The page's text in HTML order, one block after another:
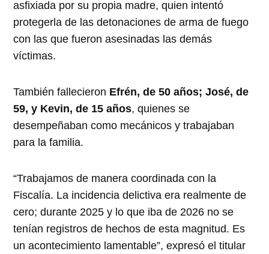
asfixiada por su propia madre, quien intentó
protegerla de las detonaciones de arma de fuego
con las que fueron asesinadas las demás
víctimas.
También fallecieron Efrén, de 50 años; José, de
59, y Kevin, de 15 años, quienes se
desempeñaban como mecánicos y trabajaban
para la familia.
“Trabajamos de manera coordinada con la
Fiscalía. La incidencia delictiva era realmente de
cero; durante 2025 y lo que iba de 2026 no se
tenían registros de hechos de esta magnitud. Es
un acontecimiento lamentable”, expresó el titular